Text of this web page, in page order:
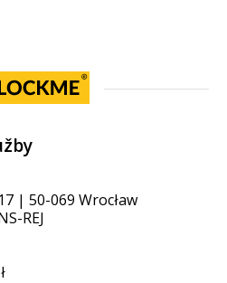
| 50-069 Wrocław
REJ